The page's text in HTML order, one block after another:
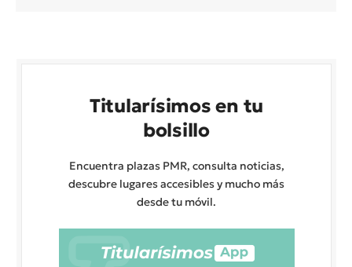
Titularísimos en tu
bolsillo
Encuentra plazas PMR, consulta noticias,
descubre lugares accesibles y mucho más
desde tu móvil.